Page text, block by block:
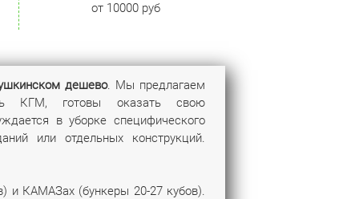
от 10000 руб
дешево. Мы предлагаем
КГМ, готовы оказать свою
в уборке специфического
или отдельных конструкций.
и КАМАЗах (бункеры 20-27 кубов).